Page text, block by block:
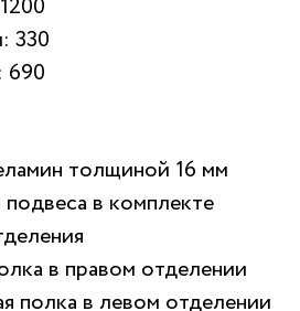
330
690
толщиной 16 мм
в комплекте
в правом отделении
полка в левом отделении